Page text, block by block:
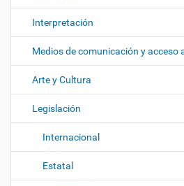
Interpretación
Medios de comunicación y acceso
Arte y Cultura
Legislación
Internacional
Estatal